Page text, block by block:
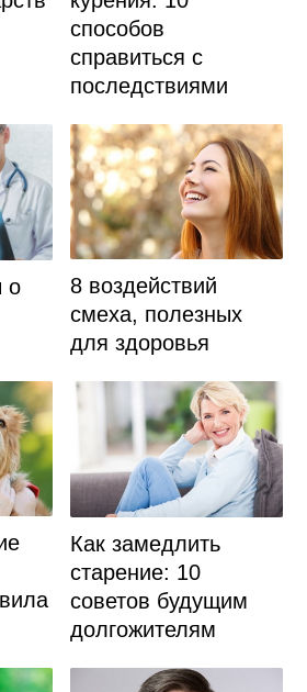
способов
справиться с
последствиями
о
8 воздействий
смеха, полезных
для здоровья
Как замедлить
старение: 10
советов будущим
долгожителям